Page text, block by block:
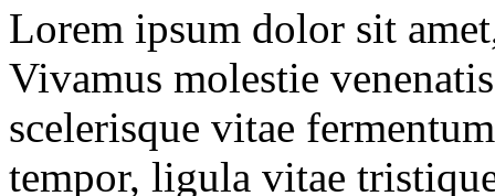
Lorem ipsum dolor sit
Vivamus molestie
scelerisque vitae
tempor, ligula vitae